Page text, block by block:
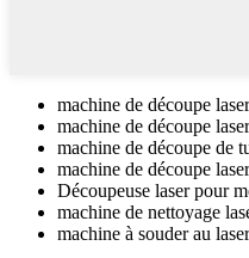
machine de découpe
machine de découpe
machine de découpe de
machine de découpe
Découpeuse laser pour
machine de nettoyage
machine à souder au laser